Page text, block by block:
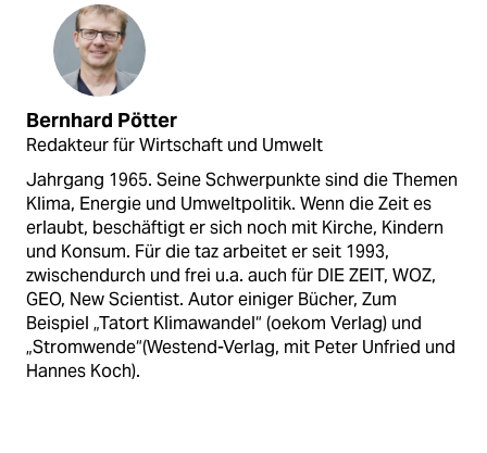
Bernhard Pötter
Redakteur für Wirtschaft und Umwelt
Jahrgang 1965. Seine Schwerpunkte sind die Themen
Klima, Energie und Umweltpolitik. Wenn die Zeit es
erlaubt, beschäftigt er sich noch mit Kirche, Kindern
und Konsum. Für die taz arbeitet er seit 1993,
zwischendurch und frei u.a. auch für DIE ZEIT, WOZ,
GEO, New Scientist. Autor einiger Bücher, Zum
Beispiel „Tatort Klimawandel“ (oekom Verlag) und
„Stromwende“(Westend-Verlag, mit Peter Unfried und
Hannes Koch).